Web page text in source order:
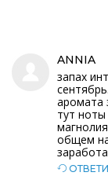
ANNIA
запах
аромата
тут
общем